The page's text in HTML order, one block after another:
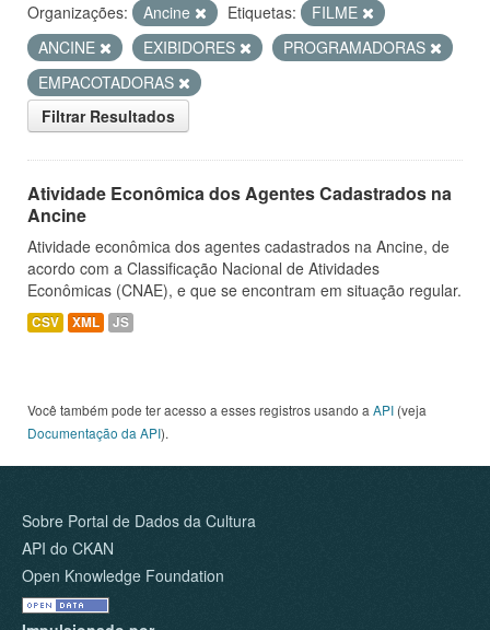
Organizações: Ancine Etiquetas:
FILME
ANCINE
EXIBIDORES
PROGRAMADORAS
EMPACOTADORAS
Filtrar Resultados
Atividade Econômica dos Agentes Cadastrados na
Ancine
Atividade econômica dos agentes cadastrados na Ancine, de
acordo com a Classificação Nacional de Atividades
Econômicas (CNAE), e que se encontram em situação regular.
CSV XML JS
Você também pode ter acesso a esses registros usando a API (veja
Documentação da API).
Sobre Portal de Dados da Cultura
API do CKAN
Open Knowledge Foundation